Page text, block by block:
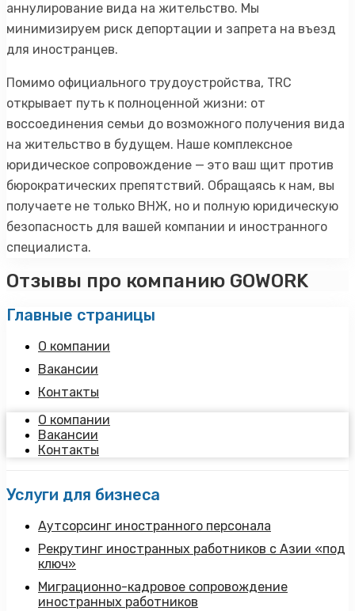
аннулирование вида на жительство. Мы
минимизируем риск депортации и запрета на въезд
для иностранцев.
Помимо официального трудоустройства, TRC
открывает путь к полноценной жизни: от
воссоединения семьи до возможного получения вида
на жительство в будущем. Наше комплексное
юридическое сопровождение — это ваш щит против
бюрократических препятствий. Обращаясь к нам, вы
получаете не только ВНЖ, но и полную юридическую
безопасность для вашей компании и иностранного
специалиста.
Отзывы про компанию GOWORK
Главные страницы
О компании
Вакансии
Контакты
О компании
Вакансии
Контакты
Услуги для бизнеса
Аутсорсинг иностранного персонала
Рекрутинг иностранных работников с Азии «под
ключ»
Миграционно-кадровое сопровождение
иностранных работников